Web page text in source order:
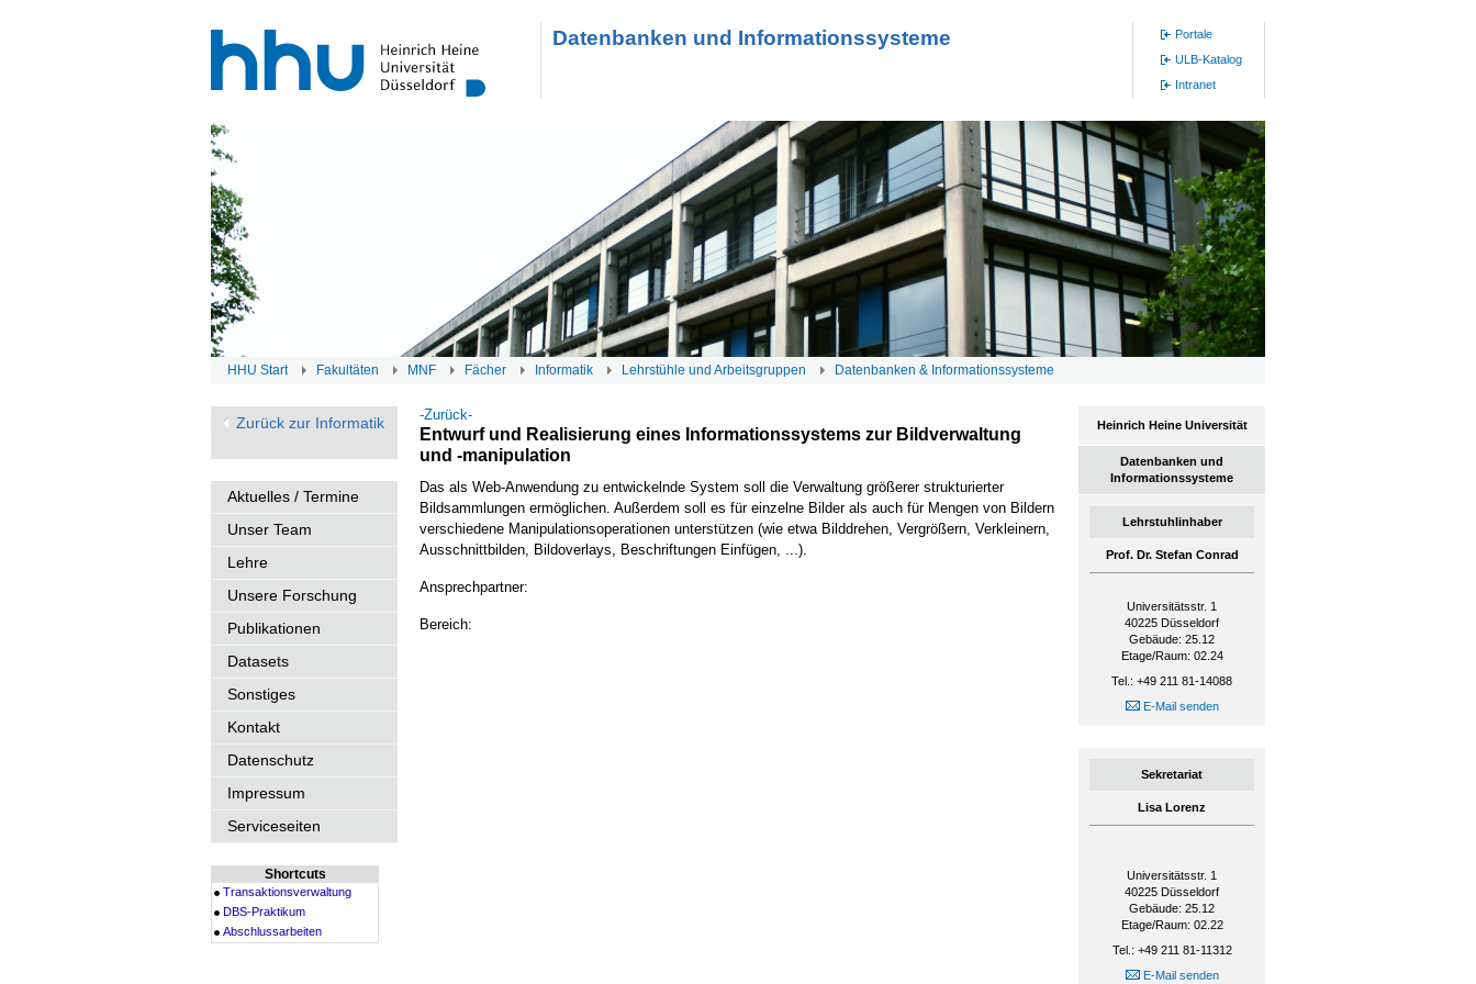
Datenbanken und Informationssysteme
Portale
ULB-Katalog
Intranet
HHU Start Fakultäten MNF Fächer Informatik Lehrstühle und Arbeitsgruppen Datenbanken & Informationssysteme
Zurück zur Informatik
Aktuelles / Termine
Unser Team
Lehre
Unsere Forschung
Publikationen
Datasets
Sonstiges
Kontakt
Datenschutz
Impressum
Serviceseiten
Shortcuts
Transaktionsverwaltung
DBS-Praktikum
Abschlussarbeiten
-Zurück-
Entwurf und Realisierung eines Informationssystems zur Bildverwaltung
und -manipulation
Das als Web-Anwendung zu entwickelnde System soll die Verwaltung größerer strukturierter
Bildsammlungen ermöglichen. Außerdem soll es für einzelne Bilder als auch für Mengen von Bildern
verschiedene Manipulationsoperationen unterstützen (wie etwa Bilddrehen, Vergrößern, Verkleinern,
Ausschnittbilden, Bildoverlays, Beschriftungen Einfügen, ...).
Ansprechpartner:
Bereich:
Heinrich Heine Universität
Datenbanken und
Informationssysteme
Lehrstuhlinhaber
Prof. Dr. Stefan Conrad
Universitätsstr. 1
40225 Düsseldorf
Gebäude: 25.12
Etage/Raum: 02.24
Tel.: +49 211 81-14088
E-Mail senden
Sekretariat
Lisa Lorenz
Universitätsstr. 1
40225 Düsseldorf
Gebäude: 25.12
Etage/Raum: 02.22
Tel.: +49 211 81-11312
E-Mail senden